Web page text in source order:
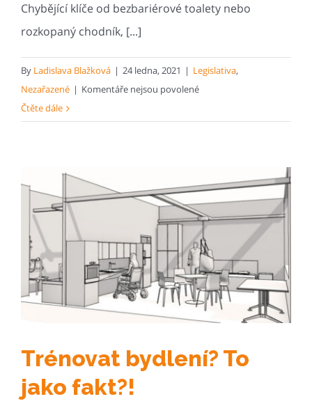
Chybějící klíče od bezbariérové toalety nebo
rozkopaný chodník, [...]
By Ladislava Blažková | 24 ledna, 2021 | Legislativa,
Nezařazené | Komentáře nejsou povolenéu
v
Brně
na
vozíku?
Díky
naší
deskovce
klidně
Čtěte dále
Trénovat bydlení? To
jako fakt?!